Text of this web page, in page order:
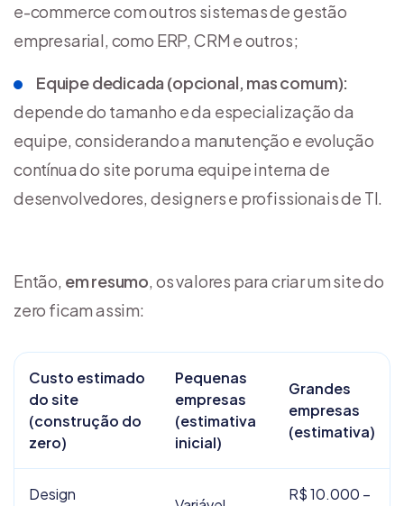
e-commerce com outros sistemas de gestão
empresarial, como ERP, CRM e outros;
Equipe dedicada (opcional, mas comum):
depende do tamanho e da especialização da
equipe, considerando a manutenção e evolução
contínua do site por uma equipe interna de
desenvolvedores, designers e profissionais de TI.
Então, em resumo, os valores para criar um site do
zero ficam assim:
Custo estimado
do site
(construção do
zero)
Pequenas
empresas
(estimativa
inicial)
Grandes
empresas
(estimativa)
Design
R$ 10.000 –